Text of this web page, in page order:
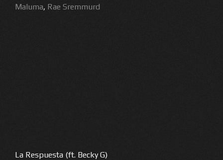
Maluma, Rae Sremmurd
La Respuesta (ft. Becky G)